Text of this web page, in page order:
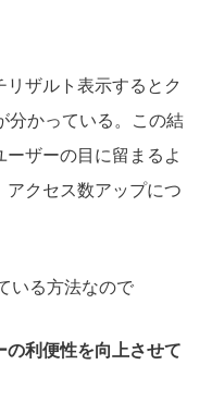
ザルト表示するとク
分かっている。この結
ザーの目に留まるよ
アクセス数アップにつ
いる方法なので
の利便性を向上させて